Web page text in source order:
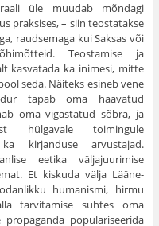
üle muudab mõndagi
praksises, – siin teostatakse
raudsemaga kui Saksas või
Teostamise ja
kasvatada ka inimesi, mitte
seda. Näiteks esineb vene
tapab oma haavatud
oma vigastatud sõbra, ja
hülgavale toimingule
kirjanduse arvustajad.
eetika väljajuurimise
Et kiskuda välja Lääne-
humanismi, hirmu
tarvitamise suhtes oma
populariseerida